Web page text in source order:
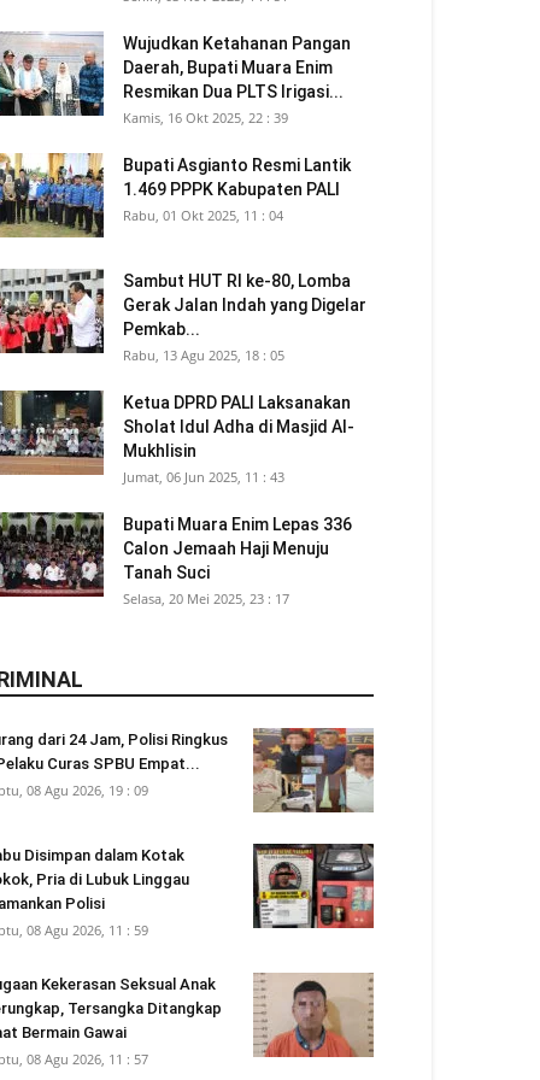
Wujudkan Ketahanan Pangan
Daerah, Bupati Muara Enim
Resmikan Dua PLTS Irigasi...
Kamis, 16 Okt 2025, 22 : 39
Bupati Asgianto Resmi Lantik
1.469 PPPK Kabupaten PALI
Rabu, 01 Okt 2025, 11 : 04
Sambut HUT RI ke-80, Lomba
Gerak Jalan Indah yang Digelar
Pemkab...
Rabu, 13 Agu 2025, 18 : 05
Ketua DPRD PALI Laksanakan
Sholat Idul Adha di Masjid Al-
Mukhlisin
Jumat, 06 Jun 2025, 11 : 43
Bupati Muara Enim Lepas 336
Calon Jemaah Haji Menuju
Tanah Suci
Selasa, 20 Mei 2025, 23 : 17
dari 24 Jam, Polisi Ringkus
Curas SPBU Empat...
08 Agu 2026, 19 : 09
Disimpan dalam Kotak
Pria di Lubuk Linggau
Polisi
08 Agu 2026, 11 : 59
Kekerasan Seksual Anak
Tersangka Ditangkap
Bermain Gawai
08 Agu 2026, 11 : 57